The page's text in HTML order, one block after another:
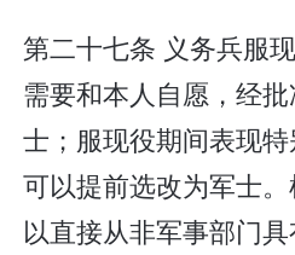
第二十七条 义务兵服
需要和本人自愿，经
士；服现役期间表现
可以提前选改为军士
以直接从非军事部门